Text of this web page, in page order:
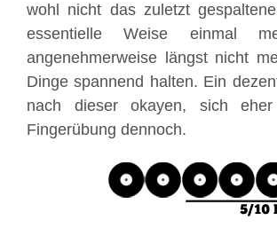
wohl nicht das zuletzt
essentielle Weise einmal
angenehmerweise längst nicht
Dinge spannend halten. Ein
nach dieser okayen, sich
Fingerübung dennoch.